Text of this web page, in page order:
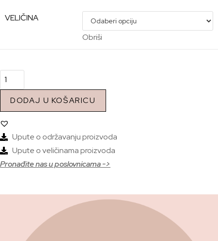
VELIČINA
Obriši
DODAJ U KOŠARICU
Upute o održavanju proizvoda
Upute o veličinama proizvoda
Pronađite nas u poslovnicama ->